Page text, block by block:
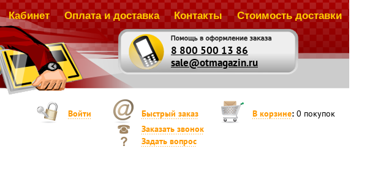
8 800 500 13 86
sale@otmagazin.ru
Кабинет Оплата и доставка Контакты Стоимость доставки
Войти Быстрый заказ В корзине: 0 покупок
Заказать звонок
Задать вопрос